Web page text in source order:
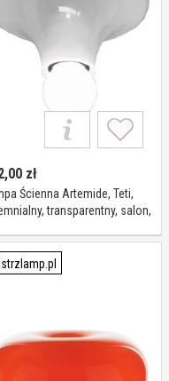
zł
Ścienna Artemide, Teti,
transparentny, salon,